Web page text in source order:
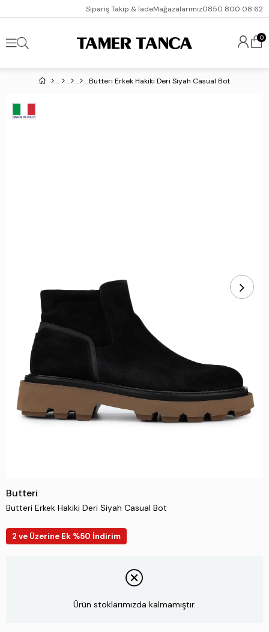
Sipariş Takip & İadeMağazalarımız0850 800 08 62
0
Butteri Erkek Hakiki Deri Siyah Casual Bot
Butteri
Butteri Erkek Hakiki Deri Siyah Casual Bot
2 ve Üzerine Ek %50 İndirim
Ürün stoklarımızda kalmamıştır.